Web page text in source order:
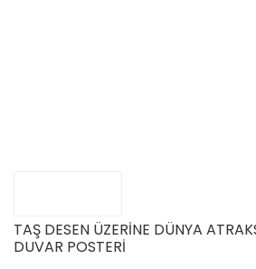
TAŞ DESEN ÜZERİNE DÜNYA
DUVAR POSTERİ